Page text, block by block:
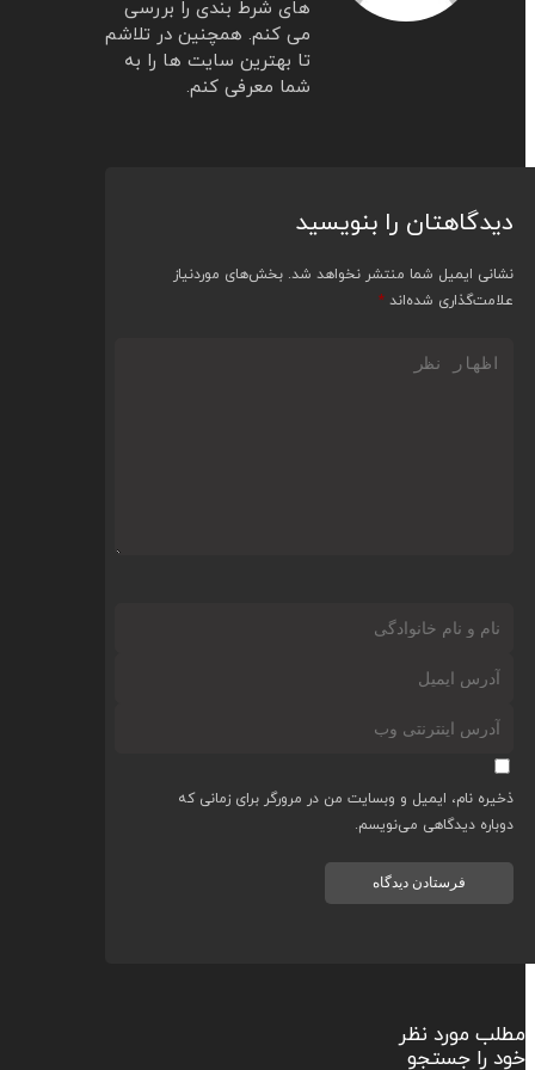
های شرط بندی را بررسی
می کنم. همچنین در تلاشم
تا بهترین سایت ها را به
شما معرفی کنم.
را بنویسید
ایمیل شما منتشر نخواهد شد. بخش‌های موردنیاز
شده‌اند*
نام، ایمیل و وبسایت من در مرورگر برای زمانی که
دیدگاهی می‌نویسم.
مورد نظر
را جستجو